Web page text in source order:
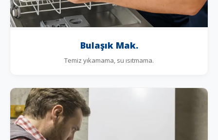
Bulaşık Mak.
Temiz yıkamama, su ısıtmama.